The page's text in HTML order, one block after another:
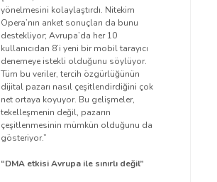
yönelmesini kolaylaştırdı. Nitekim
Opera’nın anket sonuçları da bunu
destekliyor; Avrupa’da her 10
kullanıcıdan 8’i yeni bir mobil tarayıcı
denemeye istekli olduğunu söylüyor.
Tüm bu veriler, tercih özgürlüğünün
dijital pazarı nasıl çeşitlendirdiğini çok
net ortaya koyuyor. Bu gelişmeler,
tekelleşmenin değil, pazarın
çeşitlenmesinin mümkün olduğunu da
gösteriyor.”
“DMA etkisi Avrupa ile sınırlı değil”